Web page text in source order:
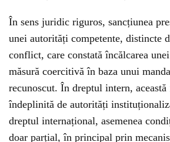
În sens juridic riguros, sancțiunea
unei autorități competente, distincte
conflict, care constată încălcarea
măsură coercitivă în baza unui
recunoscut. În dreptul intern, această
îndeplinită de autorități
dreptul internațional, asemenea
doar parțial, în principal prin